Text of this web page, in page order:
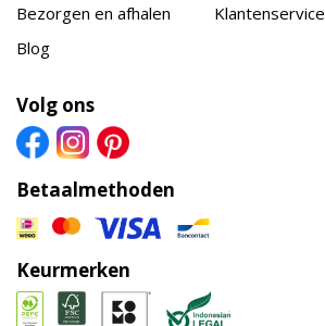
Bezorgen en afhalen
Blog
Klantenservice
Volg ons
Betaalmethoden
Keurmerken